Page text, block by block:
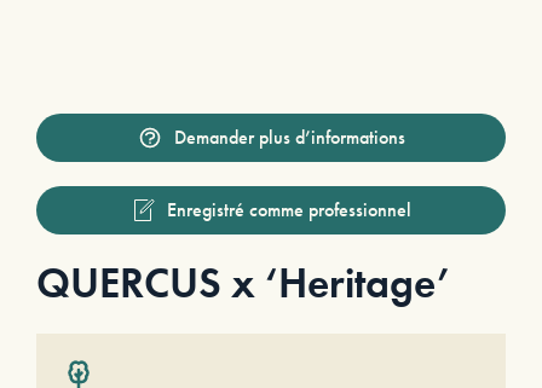
Demander plus d’informations
Enregistré comme professionnel
QUERCUS x ‘Heritage’